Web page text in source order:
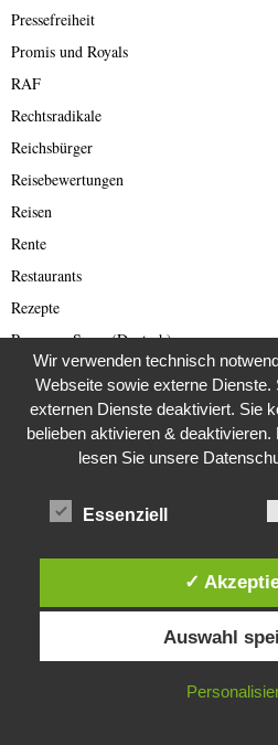
Pressefreiheit
Promis und Royals
RAF
Rechtsradikale
Reichsbürger
Reisebewertungen
Reisen
Rente
Restaurants
Rezepte
Romance Scam (Deutsch)
Romance Scamming
Rote Armee Fraktion
Rund ums Buch
Saar-Lor-Lux
Scammer Alarm
Schwerpunktthema Wirecard Skandal
SciFi
Diese Website verwendet Cookies.
Website stimmst du der Verwendung von
IN
Wir verwenden technisch
Webseite sowie externe
externen Dienste deaktiviert. Sie
belieben aktivieren &
lesen Sie unsere
Essenziell
✓
Auswahl